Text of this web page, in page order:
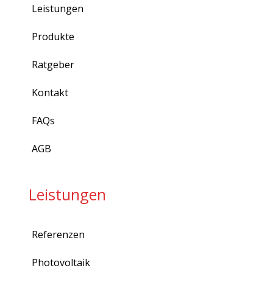
Leistungen
Produkte
Ratgeber
Kontakt
FAQs
AGB
Leistungen
Referenzen
Photovoltaik